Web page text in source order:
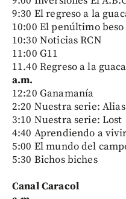
9:30 El regreso a la
10:00 El penúltimo beso
10:30 Noticias RCN
11:00 G11
11.40 Regreso a la guaca
a.m.
12:20 Ganamanía
2:20 Nuestra serie: Alias
3:10 Nuestra serie: Lost
4:40 Aprendiendo a
5:00 El mundo del
5:30 Bichos biches
Canal Caracol